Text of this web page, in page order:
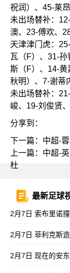
祝润）、45-莱
未出场替补：
澳、23-傅欢、
天津津门虎：
瓦（F）、31-孙
斯（F）、14-黄
秋明）、7-谢蒂
未出场替补：
峻、19-刘俊贤
分享到：
下一篇： 中超-
上一篇： 中超-
杜
最新足球
2月7日 索布里诺
2月7日 菲利克斯
2月7日 现在的安